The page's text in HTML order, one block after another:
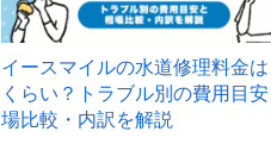
イースマイルの水道修理料金
くらい？トラブル別の費用目安
場比較・内訳を解説